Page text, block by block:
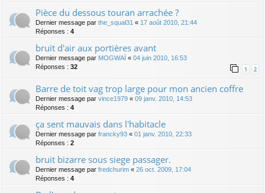
Pièce du dessous touran arrachée ?
Dernier message par the_squal31 « 17 août 2010, 21:44
Réponses : 4
bruit d'air aux portières avant
Dernier message par MOGWAÏ « 04 juin 2010, 16:53
Réponses : 32 1 2
Barre de toit vag trop large pour mon ancien coffre
Dernier message par vince1979 « 09 janv. 2010, 14:53
Réponses : 4
ça sent mauvais dans l'habitacle
Dernier message par francky93 « 01 janv. 2010, 22:33
Réponses : 2
bruit bizarre sous siege passager.
Dernier message par fredchurim « 26 oct. 2009, 17:04
Réponses : 4